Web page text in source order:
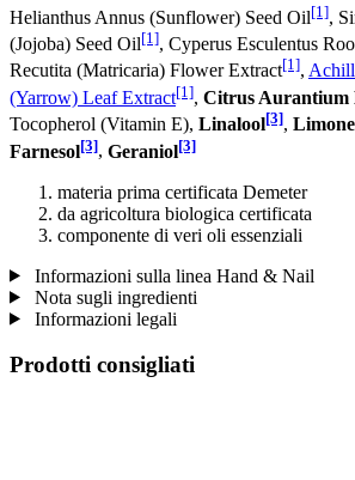
Helianthus Annus (Sunflower) Seed Oil[1],
(Jojoba) Seed Oil[1], Cyperus Esculentus
Recutita (Matricaria) Flower Extract[1],
(Yarrow) Leaf Extract[1], Citrus Aurantium
Tocopherol (Vitamin E), Linalool[3],
Farnesol[3], Geraniol[3]
materia prima certificata Demeter
da agricoltura biologica certificata
componente di veri oli essenziali
Informazioni sulla linea Hand & Nail
Nota sugli ingredienti
Informazioni legali
Prodotti consigliati